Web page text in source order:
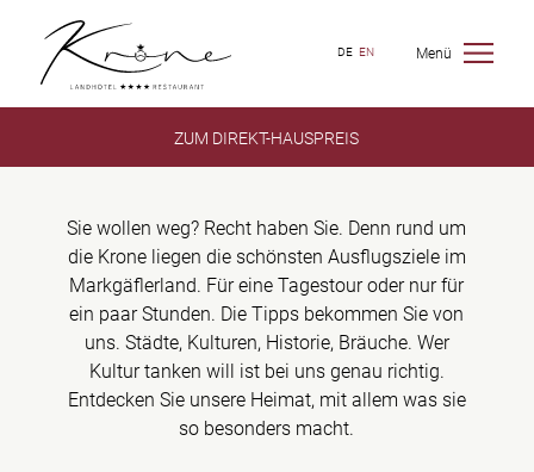
Menü
DE EN
ZUM DIREKT-HAUSPREIS
Sie wollen weg? Recht haben Sie.​ Denn rund um
die Krone liegen die schönsten Ausflugsziele im
Markgäflerland.​ Für eine Tagestour oder nur für
ein paar Stunden.​ Die Tipps bekommen Sie von
uns. Städte, Kulturen, Historie, Bräuche. Wer
Kultur tanken will ist bei uns genau richtig.
Entdecken Sie unsere Heimat, mit allem was sie
so besonders macht.